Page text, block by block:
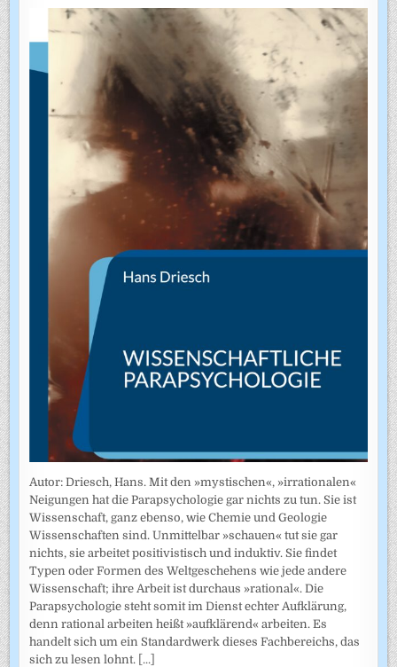
Autor: Driesch, Hans. Mit den »mystischen«, »irrationalen«
Neigungen hat die Parapsychologie gar nichts zu tun. Sie ist
Wissenschaft, ganz ebenso, wie Chemie und Geologie
Wissenschaften sind. Unmittelbar »schauen« tut sie gar
nichts, sie arbeitet positivistisch und induktiv. Sie findet
Typen oder Formen des Weltgeschehens wie jede andere
Wissenschaft; ihre Arbeit ist durchaus »rational«. Die
Parapsychologie steht somit im Dienst echter Aufklärung,
denn rational arbeiten heißt »aufklärend« arbeiten. Es
handelt sich um ein Standardwerk dieses Fachbereichs, das
sich zu lesen lohnt. [...]